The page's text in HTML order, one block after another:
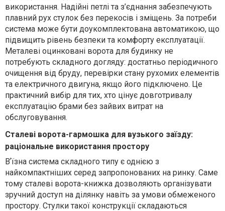
використання. Надійні петлі та з’єднання забезпечують
плавний рух стулок без перекосів і зміщень. За потреби
система може бути доукомплектована автоматикою, що
підвищить рівень безпеки та комфорту експлуатації.
Металеві оцинковані ворота для будинку не
потребують складного догляду: достатньо періодичного
очищення від бруду, перевірки стану рухомих елементів
та електричного двигуна, якщо його підключено. Це
практичний вибір для тих, хто цінує довготривалу
експлуатацію брами без зайвих витрат на
обслуговування.
Сталеві ворота-гармошка для вузького заїзду:
раціональне використання простору
Вʼїзна система складного типу є однією з
найкомпактніших серед запропонованих на ринку. Саме
тому сталеві ворота-книжка дозволяють організувати
зручний доступ на ділянку навіть за умови обмеженого
простору. Стулки такої конструкції складаються